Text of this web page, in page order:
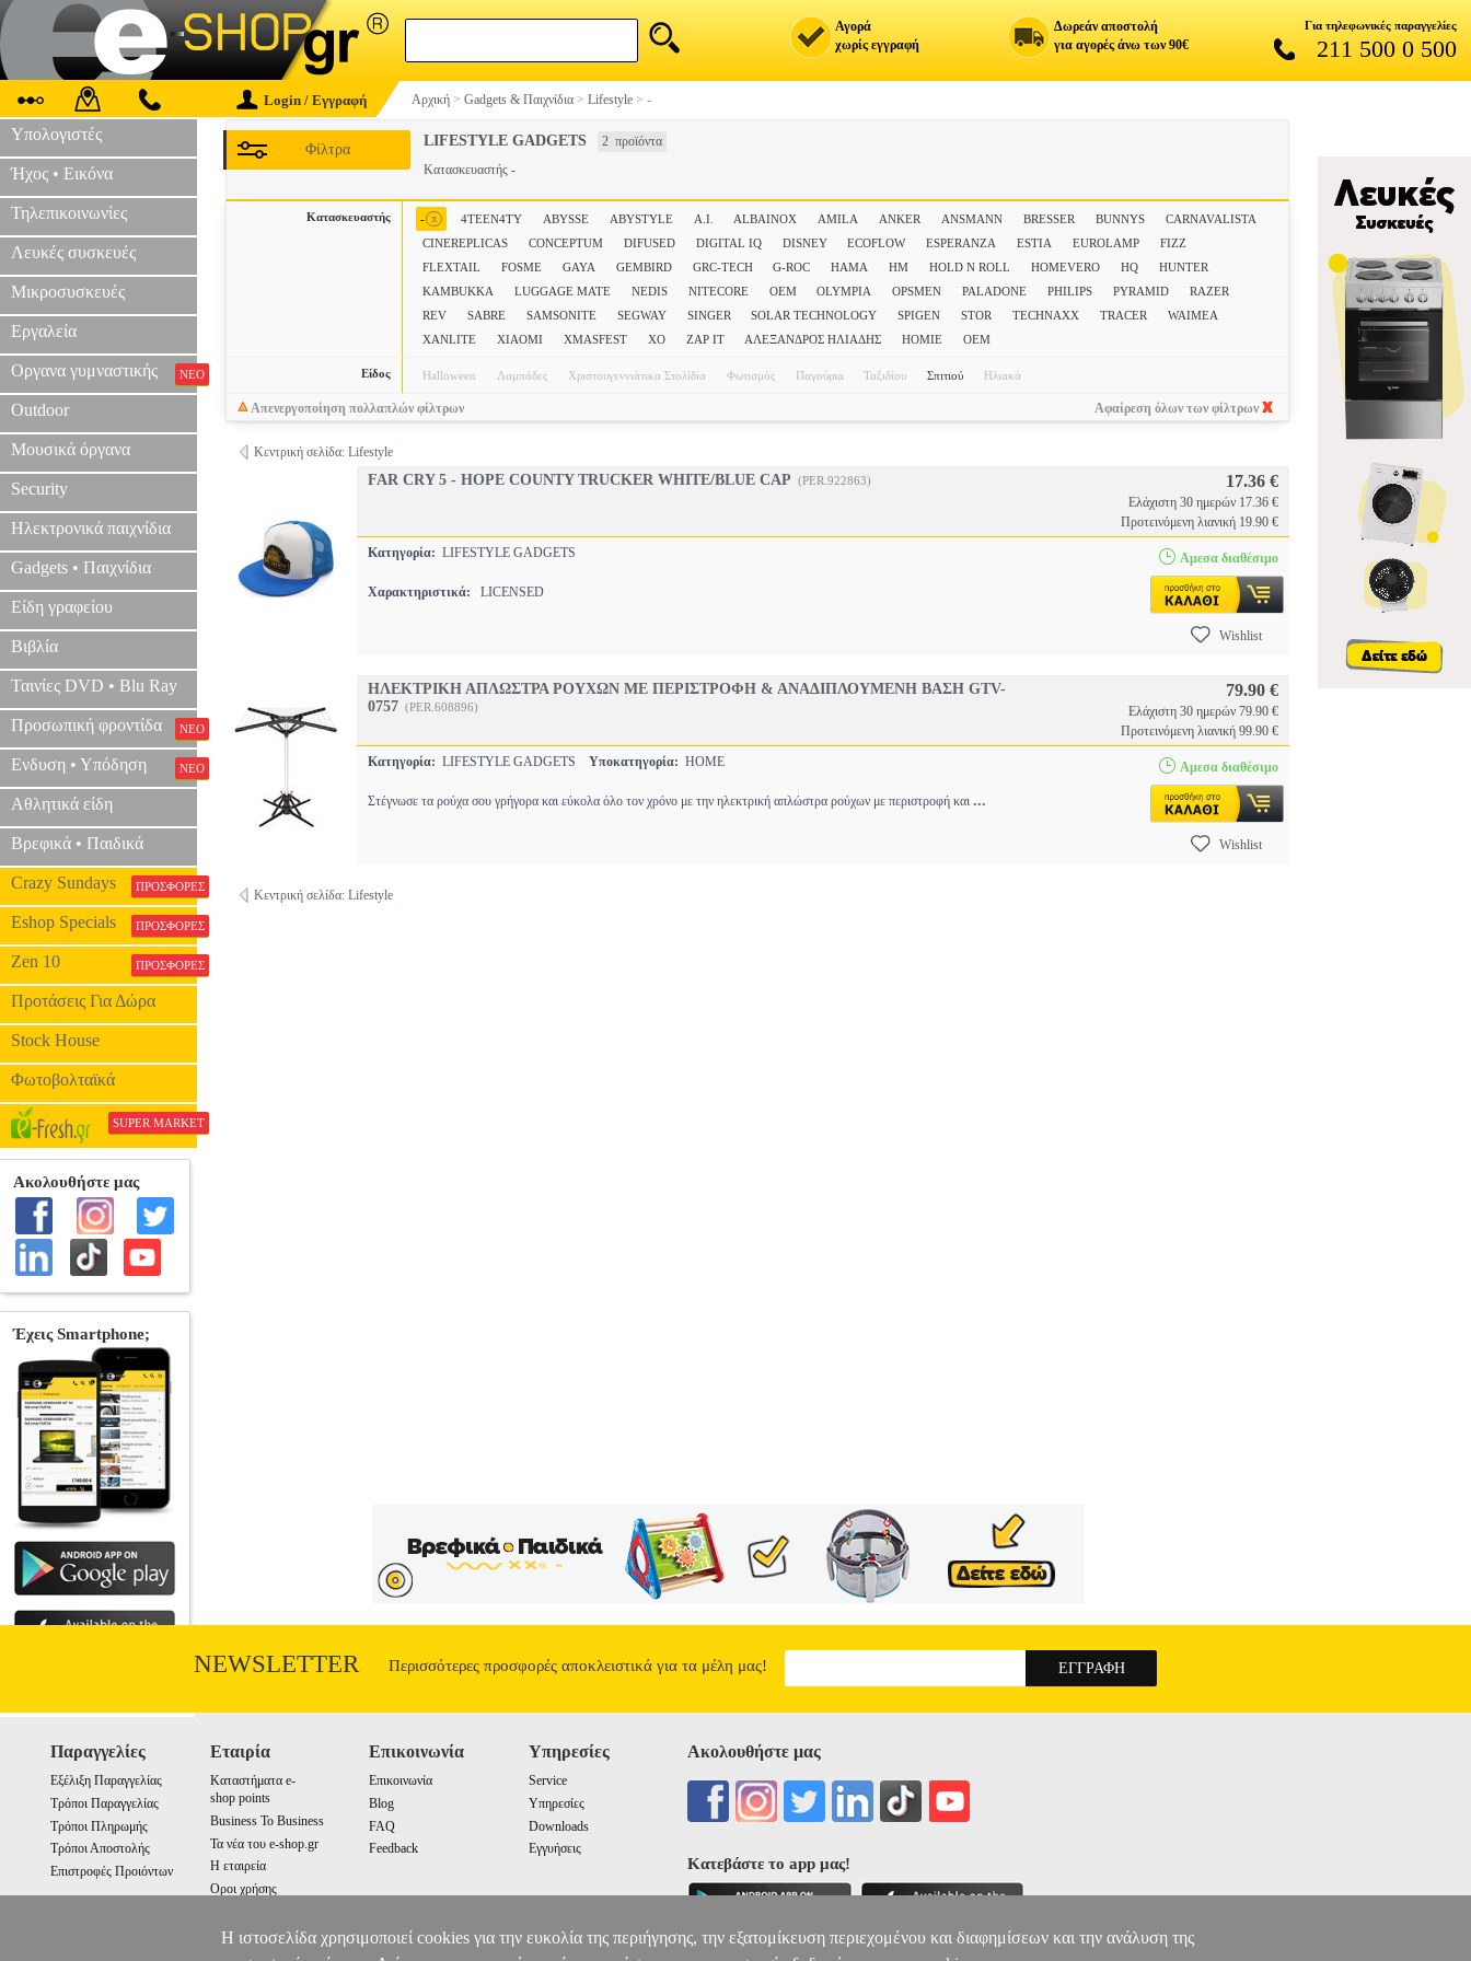
Αγορά
χωρίς εγγραφή
Δωρεάν αποστολή
για αγορές άνω των 90€
Για τηλεφωνικές παραγγελίες
211 500 0 500
Login / Εγγραφή Αρχική > Gadgets & Παιχνίδια > Lifestyle > -
Υπολογιστές
Ήχος • Εικόνα
Τηλεπικοινωνίες
Λευκές συσκευές
Μικροσυσκευές
Εργαλεία
Οργανα γυμναστικής ΝΕΟ
Outdoor
Μουσικά όργανα
Security
Ηλεκτρονικά παιχνίδια
Gadgets • Παιχνίδια
Είδη γραφείου
Βιβλία
Ταινίες DVD • Blu Ray
Προσωπική φροντίδα ΝΕΟ
Ενδυση • Υπόδηση ΝΕΟ
Αθλητικά είδη
Βρεφικά • Παιδικά
Crazy Sundays ΠΡΟΣΦΟΡΕΣ
Eshop Specials ΠΡΟΣΦΟΡΕΣ
Zen 10 ΠΡΟΣΦΟΡΕΣ
Προτάσεις Για Δώρα
Stock House
Φωτοβολταϊκά
SUPER MARKET
LIFESTYLE GADGETS 2 προϊόντα
Φίλτρα
Κατασκευαστής -
Κατασκευαστής - x 4TEEN4TY ABYSSE ABYSTYLE A.I. ALBAINOX AMILA ANKER ANSMANN BRESSER BUNNYS
CARNAVALISTA
CINEREPLICAS
CONCEPTUM DIFUSED DIGITAL IQ DISNEY ECOFLOW ESPERANZA ESTIA EUROLAMP
FIZZ
FLEXTAIL
FOSME GAYA GEMBIRD GRC-TECH G-ROC HAMA HM HOLD N ROLL HOMEVERO HQ
HUNTER
KAMBUKKA
LUGGAGE MATE NEDIS NITECORE OEM OLYMPIA OPSMEN PALADONE PHILIPS PYRAMID
RAZER
REV
SABRE SAMSONITE SEGWAY SINGER SOLAR TECHNOLOGY SPIGEN STOR TECHNAXX TRACER
WAIMEA
XANLITE
XIAOMI XMASFEST XO ZAP IT ΑΛΕΞΑΝΔΡΟΣ ΗΛΙΑΔΗΣ ΗΟΜΙΕ ΟΕΜ
Είδος Halloween Λαμπάδες Χριστουγεννιάτικα Στολίδια Φωτισμός Παγούρια Ταξιδίου Σπιτιού Ηλιακά
Απενεργοποίηση πολλαπλών φίλτρων Αφαίρεση όλων των φίλτρων
Κεντρική σελίδα: Lifestyle
FAR CRY 5 - HOPE COUNTY TRUCKER WHITE/BLUE CAP (PER.922863) 17.36 €
Ελάχιστη 30 ημερών 17.36 €
Προτεινόμενη λιανική 19.90 €
Κατηγορία: LIFESTYLE GADGETS
Χαρακτηριστικά: LICENSED
Αμεσα διαθέσιμο
Wishlist
ΗΛΕΚΤΡΙΚΗ ΑΠΛΩΣΤΡΑ ΡΟΥΧΩΝ ΜΕ ΠΕΡΙΣΤΡΟΦΗ & ΑΝΑΔΙΠΛΟΥΜΕΝΗ ΒΑΣΗ GTV-
0757 (PER.608896)
79.90 €
Ελάχιστη 30 ημερών 79.90 €
Προτεινόμενη λιανική 99.90 €
Κατηγορία: LIFESTYLE GADGETS Υποκατηγορία: HOME
Στέγνωσε τα ρούχα σου γρήγορα και εύκολα όλο τον χρόνο με την ηλεκτρική απλώστρα ρούχων με περιστροφή και ...
Αμεσα διαθέσιμο
Wishlist
Κεντρική σελίδα: Lifestyle
NEWSLETTER Περισσότερες προσφορές αποκλειστικά για τα μέλη μας!
Παραγγελίες
Εξέλιξη Παραγγελίας
Τρόποι Παραγγελίας
Τρόποι Πληρωμής
Τρόποι Αποστολής
Επιστροφές Προιόντων
Εταιρία
Καταστήματα e-
shop points
Business To Business
Τα νέα του e-shop.gr
Η εταιρεία
Οροι χρήσης
Επικοινωνία
Επικοινωνία
Blog
FAQ
Feedback
Υπηρεσίες
Service
Υπηρεσίες
Downloads
Εγγυήσεις
Ακολουθήστε μας
Κατεβάστε το app μας!
Η ιστοσελίδα χρησιμοποιεί cookies για την ευκολία της περιήγησης, την εξατομίκευση περιεχομένου και διαφημίσεων και την ανάλυση της